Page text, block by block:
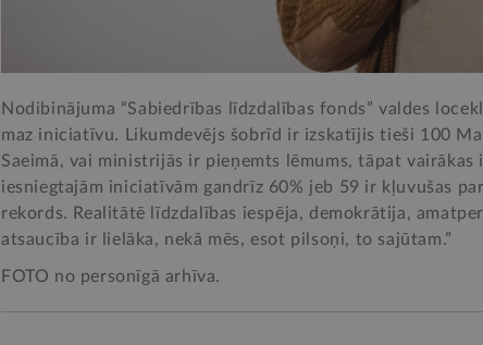
Nodibinājuma “Sabiedrības līdzdalības fonds” valdes
maz iniciatīvu. Likumdevējs šobrīd ir izskatījis tieši 100
Saeimā, vai ministrijās ir pieņemts lēmums, tāpat vairākas
iesniegtajām iniciatīvām gandrīz 60% jeb 59 ir kļuvušas
rekords. Realitātē līdzdalības iespēja, demokrātija,
atsaucība ir lielāka, nekā mēs, esot pilsoņi, to sajūtam.”
FOTO no personīgā arhīva.